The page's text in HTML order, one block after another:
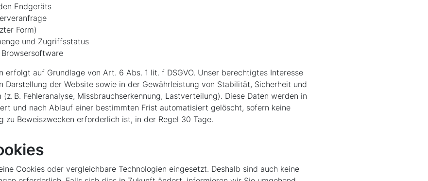
Endgeräts
Form)
und Zugriffsstatus
erfolgt auf Grundlage von Art. 6 Abs. 1 lit. f DSGVO. Unser berechtigtes Interesse
Darstellung der Website sowie in der Gewährleistung von Stabilität, Sicherheit und
B. Fehleranalyse, Missbrauchserkennung, Lastverteilung). Diese Daten werden in
und nach Ablauf einer bestimmten Frist automatisiert gelöscht, sofern keine
zu Beweiszwecken erforderlich ist, in der Regel 30 Tage.
Cookies oder vergleichbare Technologien eingesetzt. Deshalb sind auch keine